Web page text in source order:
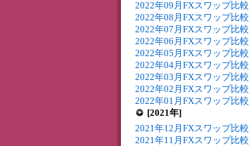
2022年09月FXスワップ比較
2022年08月FXスワップ比較
2022年07月FXスワップ比較
2022年06月FXスワップ比較
2022年05月FXスワップ比較
2022年04月FXスワップ比較
2022年03月FXスワップ比較
2022年02月FXスワップ比較
2022年01月FXスワップ比較
[2021年]
2021年12月FXスワップ比較
2021年11月FXスワップ比較